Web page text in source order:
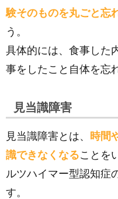
験そのものを丸ごと忘
う。
具体的には、食事した
事をしたこと自体を忘
見当識障害
見当識障害とは、 時間
識できなくなることを
ルツハイマー型認知症
す。